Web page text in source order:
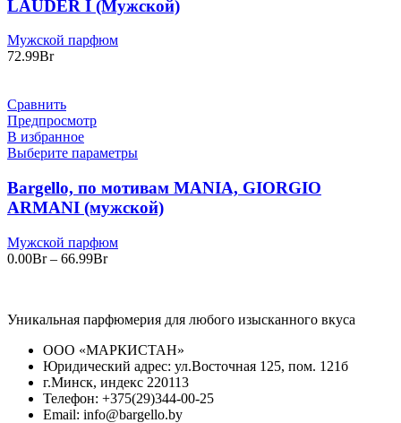
LAUDER I (Мужской)
Мужской парфюм
72.99Br
Сравнить
Предпросмотр
В избранное
Выберите параметры
Bargello, по мотивам MANIA, GIORGIO
ARMANI (мужской)
Мужской парфюм
0.00Br – 66.99BrДиапазон
66.99Br
Уникальная парфюмерия для любого изысканного вкуса
ООО «МАРКИСТАН»
Юридический адрес: ул.Восточная 125, пом. 121б
г.Минск, индекс 220113
Телефон: +375(29)344-00-25
Email: info@bargello.by